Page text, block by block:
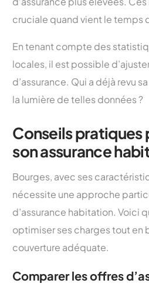
cruciale quand vient le temps
En tenant compte des
locales, il est possible
d’assurance. Qui a déjà revu
la lumière de telles données ?
Conseils
son assurance
Bourges, avec ses
nécessite une approche
d’assurance habitation. Voici
optimiser ses charges tout en
couverture adéquate.
Comparer les offres